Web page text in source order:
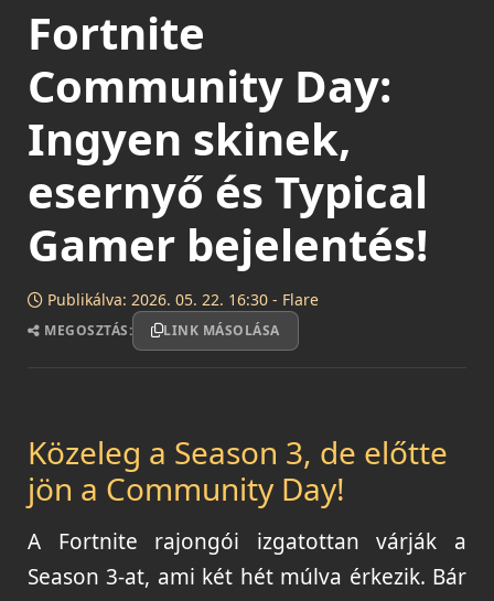
Fortnite
Community Day:
Ingyen skinek,
esernyő és Typical
Gamer bejelentés!
Publikálva: 2026. 05. 22. 16:30 - Flare
MEGOSZTÁS: LINK MÁSOLÁSA
Közeleg a Season 3, de előtte
jön a Community Day!
A Fortnite rajongói izgatottan várják a
Season 3-at, ami két hét múlva érkezik. Bár